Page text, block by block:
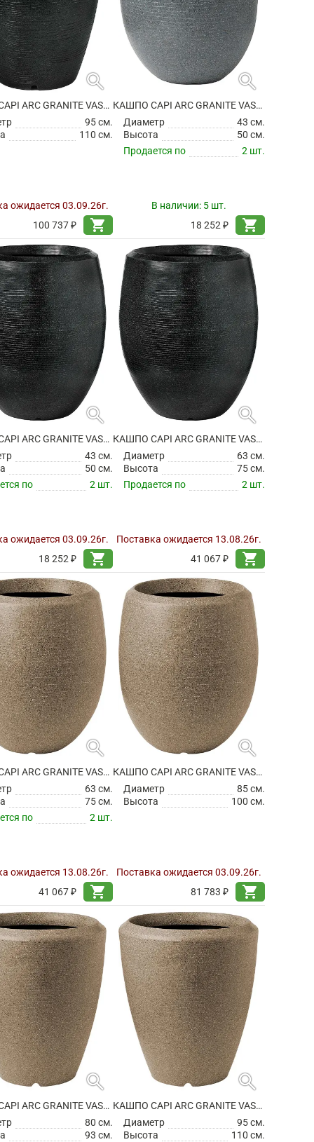
search
КАШПО CAPI ARC GRANITE VASE ELEGANT BLACK
95 см.
110 см.
ожидается 03.09.26г.
100 737 ₽
shopping_cart
search
КАШПО CAPI ARC GRANITE VASE ELEGANT DELUXE ANTHRACITE
Диаметр
43 см.
Высота
50 см.
Продается по
2 шт.
В наличии: 5 шт.
18 252 ₽
shopping_cart
search
КАШПО CAPI ARC GRANITE VASE ELEGANT DELUXE BLACK
43 см.
50 см.
по
2 шт.
ожидается 03.09.26г.
18 252 ₽
shopping_cart
search
КАШПО CAPI ARC GRANITE VASE ELEGANT DELUXE BLACK
Диаметр
63 см.
Высота
75 см.
Продается по
2 шт.
Поставка ожидается 13.08.26г.
41 067 ₽
shopping_cart
search
КАШПО CAPI ARC GRANITE VASE ELEGANT DELUXE WARM TAUPE
63 см.
75 см.
по
2 шт.
ожидается 13.08.26г.
41 067 ₽
shopping_cart
search
КАШПО CAPI ARC GRANITE VASE ELEGANT DELUXE WARM TAUPE
Диаметр
85 см.
Высота
100 см.
Поставка ожидается 03.09.26г.
81 783 ₽
shopping_cart
search
КАШПО CAPI ARC GRANITE VASE ELEGANT WARM TAUPE
80 см.
93 см.
search
КАШПО CAPI ARC GRANITE VASE ELEGANT WARM TAUPE
Диаметр
95 см.
Высота
110 см.